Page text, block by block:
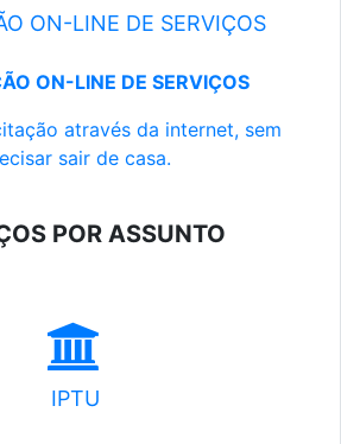
ON-LINE DE SERVIÇOS
ON-LINE DE SERVIÇOS
através da internet, sem
sair de casa.
POR ASSUNTO
IPTU